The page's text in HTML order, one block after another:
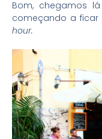
Bom, chegamos
começando a
hour.